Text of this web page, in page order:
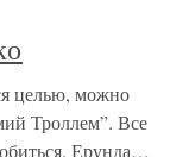
целью, можно
Троллем”. Все
Ерунда…